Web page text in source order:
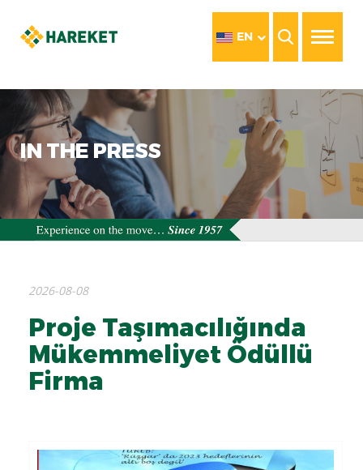
EN
IN THE PRESS
2026-08-08
Proje Taşımacılığında
Mükemmeliyet Ödüllü
Firma